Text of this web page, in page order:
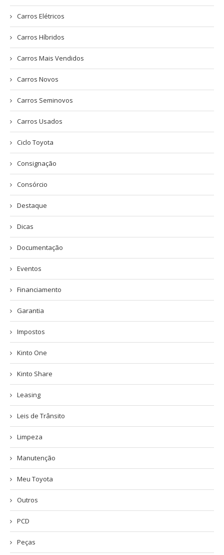
Carros Elétricos
Carros Híbridos
Carros Mais Vendidos
Carros Novos
Carros Seminovos
Carros Usados
Ciclo Toyota
Consignação
Consórcio
Destaque
Dicas
Documentação
Eventos
Financiamento
Garantia
Impostos
Kinto One
Kinto Share
Leasing
Leis de Trânsito
Limpeza
Manutenção
Meu Toyota
Outros
PCD
Peças